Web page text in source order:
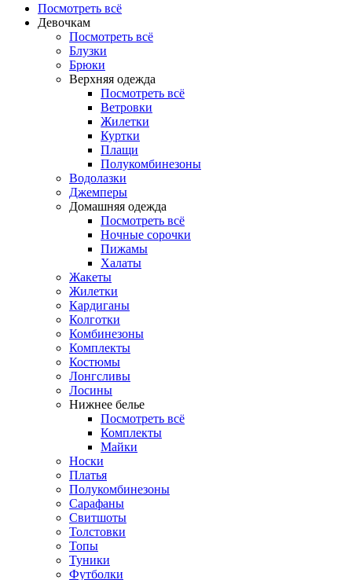
Посмотреть всё
Девочкам
Посмотреть всё
Блузки
Брюки
Верхняя одежда
Посмотреть всё
Ветровки
Жилетки
Куртки
Плащи
Полукомбинезоны
Водолазки
Джемперы
Домашняя одежда
Посмотреть всё
Ночные сорочки
Пижамы
Халаты
Жакеты
Жилетки
Кардиганы
Колготки
Комбинезоны
Комплекты
Костюмы
Лонгсливы
Лосины
Нижнее белье
Посмотреть всё
Комплекты
Майки
Носки
Платья
Полукомбинезоны
Сарафаны
Свитшоты
Толстовки
Топы
Туники
Футболки